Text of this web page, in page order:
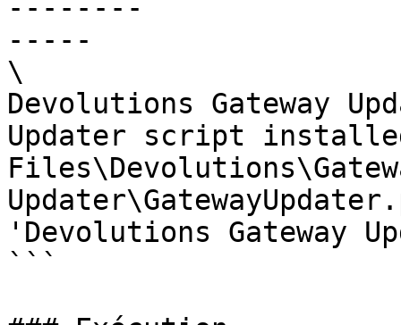
--------
-----
\
Devolutions Gateway
Updater script
'Devolutions Gateway
```